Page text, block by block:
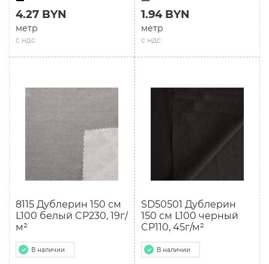
с ндс
4.27 BYN
метр
с ндс
1.94 BYN
метр
8115 Дублерин 150 см
L100 белый CP230, 19г/
м²
В наличии
SD50501 Дублерин
150 см L100 черный
CP110, 45г/м²
В наличии